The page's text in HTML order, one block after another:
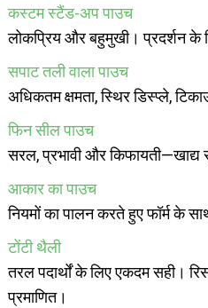
कस्टम स्टैंड-अप पाउच
लोकप्रिय और बहुमुखी। प्रदर्शन के
सपाट तली वाला पाउच
अधिकतम क्षमता, स्थिर डिस्प्ले,
फिन सील पाउच
सरल, प्रभावी और किफायती—खाद्य
आकार का पाउच
नियमों का पालन करते हुए फॉर्म के
टोंटी थैली
तरल पदार्थों के लिए एकदम सही।
प्रमाणित।